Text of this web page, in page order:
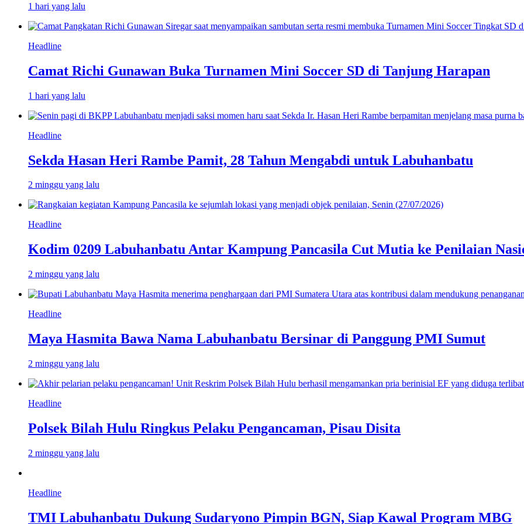
1 hari yang lalu
Headline
Camat Richi Gunawan Buka Turnamen Mini Soccer SD di Tanjung Harapan
1 hari yang lalu
Headline
Sekda Hasan Heri Rambe Pamit, 28 Tahun Mengabdi untuk Labuhanbatu
2 minggu yang lalu
Headline
Kodim 0209 Labuhanbatu Antar Kampung Pancasila Cut Mutia ke Penilaian
2 minggu yang lalu
Headline
Maya Hasmita Bawa Nama Labuhanbatu Bersinar di Panggung PMI Sumut
2 minggu yang lalu
Headline
Polsek Bilah Hulu Ringkus Pelaku Pengancaman, Pisau Disita
2 minggu yang lalu
Headline
TMI Labuhanbatu Dukung Sudaryono Pimpin BGN, Siap Kawal Program MBG